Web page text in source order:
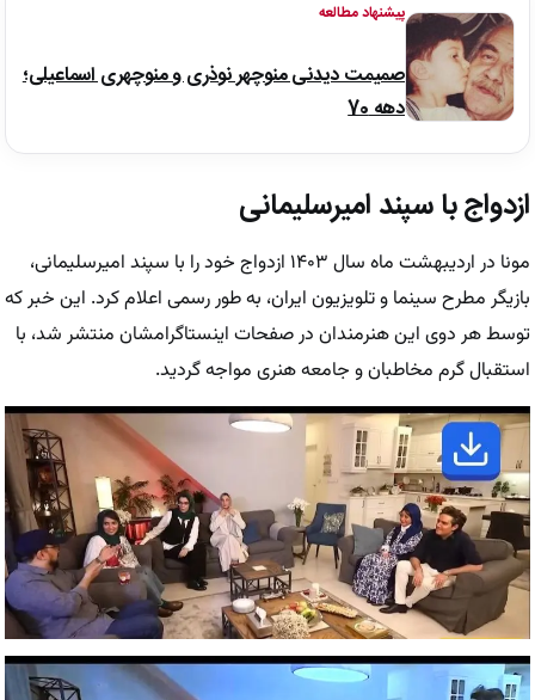
پیشنهاد مطالعه
صمیمت دیدنی منوچهر نوذری و منوچهری اسماعیلی؛
دهه 70
ازدواج با سپند امیرسلیمانی
مونا در اردیبهشت ماه سال ۱۴۰۳ ازدواج خود را با سپند امیرسلیمانی،
بازیگر مطرح سینما و تلویزیون ایران، به طور رسمی اعلام کرد. این خبر که
توسط هر دوی این هنرمندان در صفحات اینستاگرامشان منتشر شد، با
استقبال گرم مخاطبان و جامعه هنری مواجه گردید.